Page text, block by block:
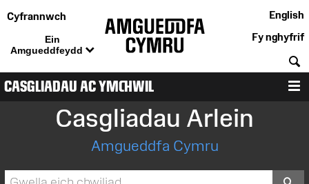
Cyfrannwch
Ein
Amgueddfeydd
English
Fy nghyfrif
CASGLIADAU AC YMCHWIL
Casgliadau Arlein
Amgueddfa Cymru